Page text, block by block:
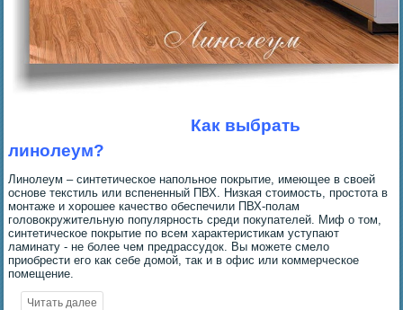
Как выбрать
линолеум?
Линолеум – синтетическое напольное покрытие, имеющее в своей
основе текстиль или вспененный ПВХ. Низкая стоимость, простота в
монтаже и хорошее качество обеспечили ПВХ-полам
головокружительную популярность среди покупателей. Миф о том,
синтетическое покрытие по всем характеристикам уступают
ламинату - не более чем предрассудок. Вы можете смело
приобрести его как себе домой, так и в офис или коммерческое
помещение.